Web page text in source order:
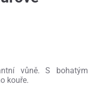
vůně. S bohatým
kouře.